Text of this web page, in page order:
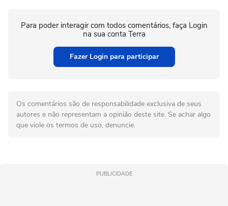
Para poder interagir com todos comentários, faça Login
na sua conta Terra
Fazer Login para participar
Os comentários são de responsabilidade exclusiva de seus
autores e não representam a opinião deste site. Se achar algo
que viole os termos de uso, denuncie.
PUBLICIDADE